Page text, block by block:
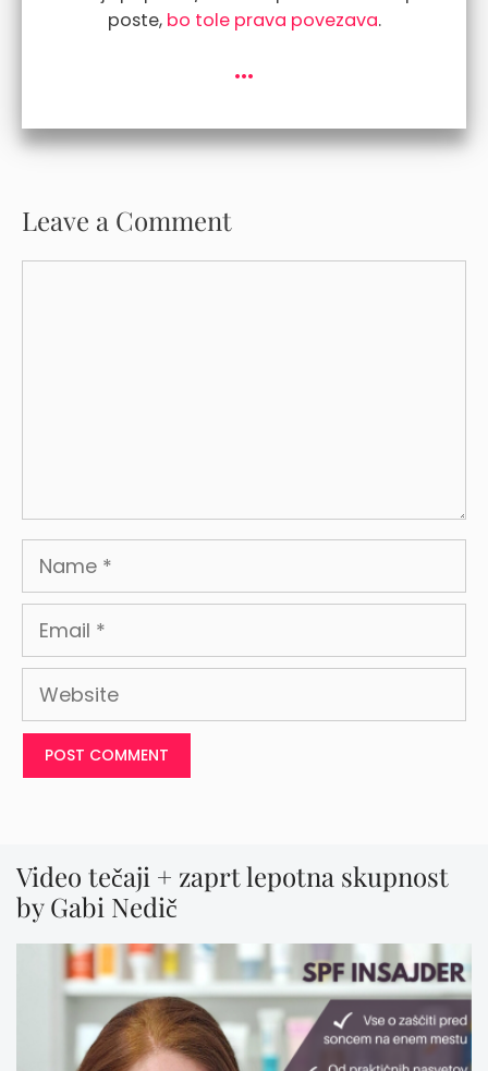
poste, bo tole prava povezava.
...
Leave a Comment
Name
Email
Website
Video tečaji + zaprt lepotna skupnost
by Gabi Nedič